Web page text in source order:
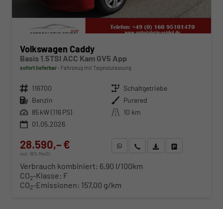
Volkswagen Caddy
Basis 1.5TSI ACC Kam GV5 App
sofort lieferbar Fahrzeug mit Tageszulassung
Fahrzeugnr. 116700 Getriebe Schaltgetriebe
Kraftstoff Benzin Außenfarbe Purered
Leistung 85 kW (116 PS) Kilometerstand 10 km
01.05.2026
28.590,– €
incl. 19% MwSt.
WhatsApp anfragen
Wir rufen Sie anFahrzeugexposé (PDF)
Verbrauch kombiniert: 6,90 l/100km
CO2-Klasse: F
CO2-Emissionen: 157,00 g/km